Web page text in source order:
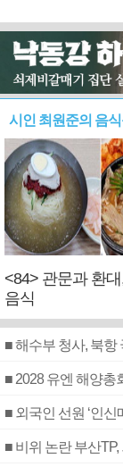
시인 최원준의 음
<84> 관문과 환
음식
■ 해수부 청사, 북항
■ 2028 유엔 해양총
■ 외국인 선원 ‘인
■ 비위 논란 부산